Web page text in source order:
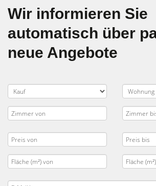
Wir informieren Sie
automatisch über
neue Angebote